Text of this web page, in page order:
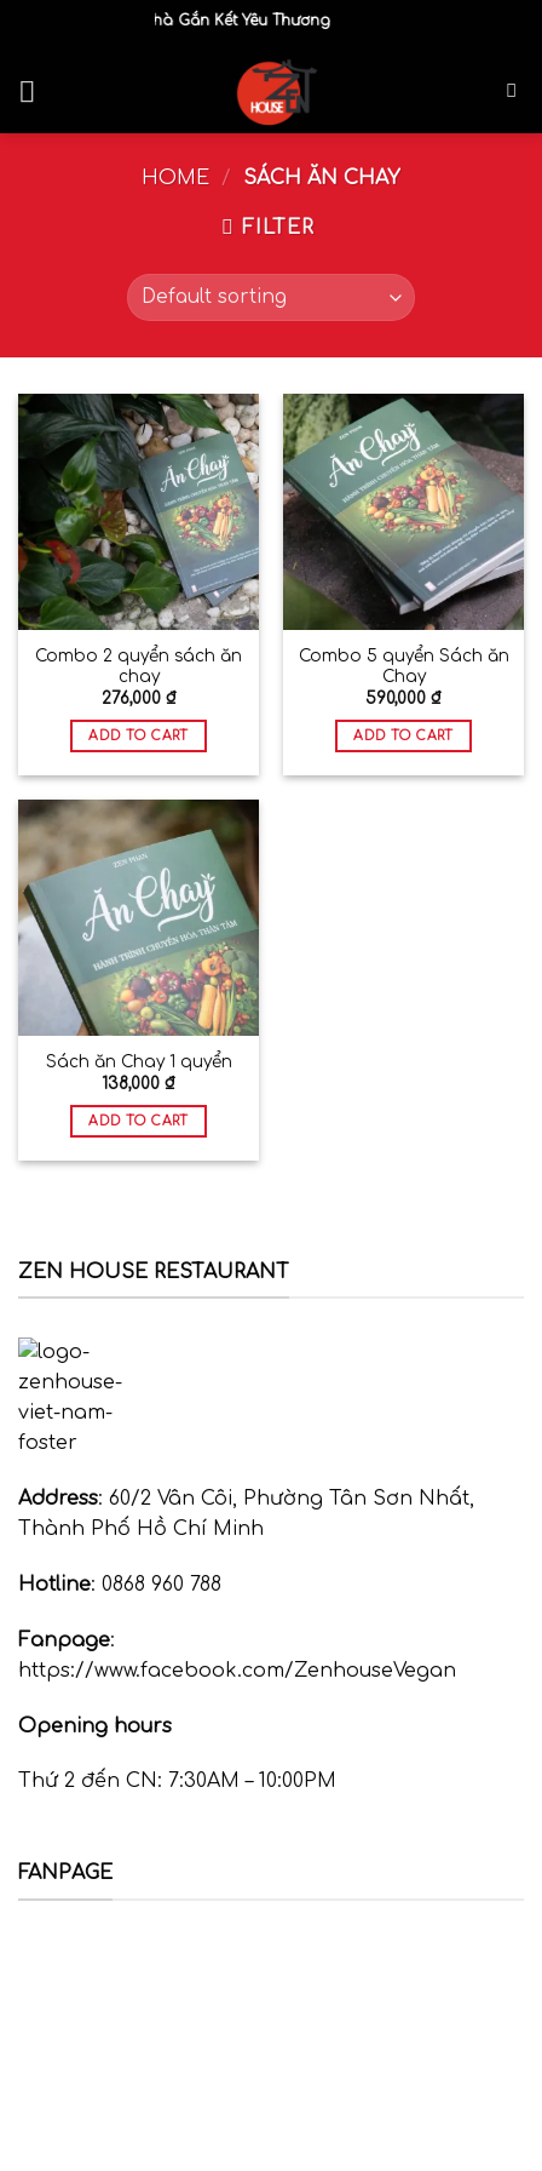
Ngôi Nhà Gắn Kết Yêu Thương
HOME / SÁCH ĂN CHAY
FILTER
Combo 2 quyển sách ăn
chay
276,000 ₫
ADD TO CART
Combo 5 quyển Sách ăn
Chay
590,000 ₫
ADD TO CART
Sách ăn Chay 1 quyển
138,000 ₫
ADD TO CART
ZEN HOUSE RESTAURANT
Address: 60/2 Vân Côi, Phường Tân Sơn Nhất,
Thành Phố Hồ Chí Minh
Hotline: 0868 960 788
Fanpage:
https://www.facebook.com/ZenhouseVegan
Opening hours
Thứ 2 đến CN: 7:30AM – 10:00PM
FANPAGE